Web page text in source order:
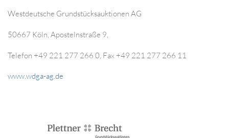
Westdeutsche Grundstücksauktionen AG
50667 Köln, Apostelnstraße 9,
Telefon +49 221 277 266 0, Fax +49 221 277 266 11
www.wdga-ag.de